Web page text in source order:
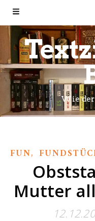
Wie der
FUN,
Mutter